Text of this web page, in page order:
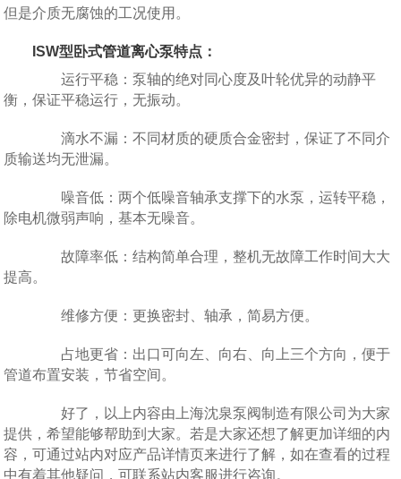
但是介质无腐蚀的工况使用。
ISW型卧式管道离心泵特点：
运行平稳：泵轴的绝对同心度及叶轮优异的动静平
衡，保证平稳运行，无振动。
滴水不漏：不同材质的硬质合金密封，保证了不同介
质输送均无泄漏。
噪音低：两个低噪音轴承支撑下的水泵，运转平稳，
除电机微弱声响，基本无噪音。
故障率低：结构简单合理，整机无故障工作时间大大
提高。
维修方便：更换密封、轴承，简易方便。
占地更省：出口可向左、向右、向上三个方向，便于
管道布置安装，节省空间。
好了，以上内容由上海沈泉泵阀制造有限公司为大家
提供，希望能够帮助到大家。若是大家还想了解更加详细的内
容，可通过站内对应产品详情页来进行了解，如在查看的过程
中有着其他疑问，可联系站内客服进行咨询。